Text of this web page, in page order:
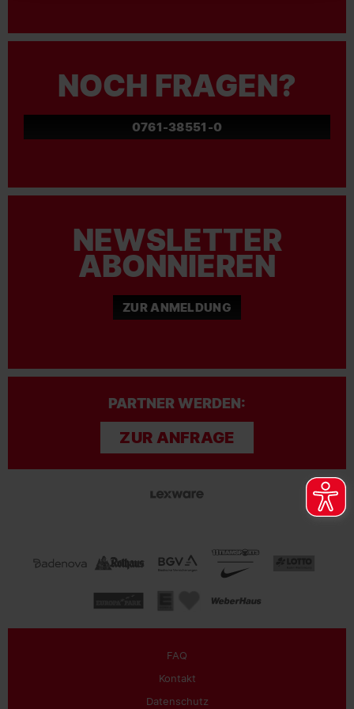
NOCH FRAGEN?
0761-38551-0
NEWSLETTER
ABONNIEREN
ZUR ANMELDUNG
PARTNER WERDEN:
ZUR ANFRAGE
FAQ
Kontakt
Datenschutz